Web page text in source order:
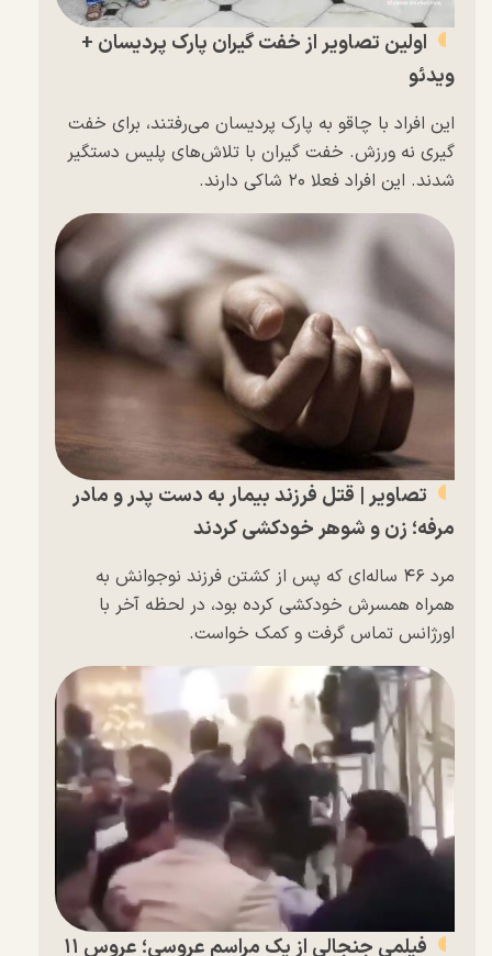
اولین تصاویر از خفت گیران پارک پردیسان +
ویدئو
این افراد با چاقو به پارک پردیسان می‌رفتند، برای خفت
گیری نه ورزش. خفت گیران با تلاش‌های پلیس دستگیر
شدند. این افراد فعلا ۲۰ شاکی دارند.
تصاویر | قتل فرزند بیمار به دست پدر و مادر
مرفه؛ زن و شوهر خودکشی کردند
مرد ۴۶ ساله‌ای که پس از کشتن فرزند نوجوانش به
همراه همسرش خودکشی کرده بود، در لحظه آخر با
اورژانس تماس گرفت و کمک خواست.
فیلمی جنجالی از یک مراسم عروسی؛ عروس ۱۱